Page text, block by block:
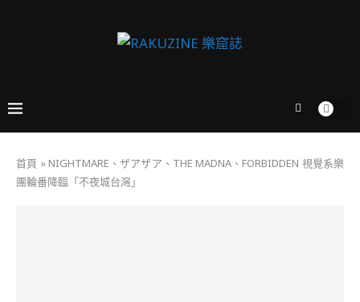
首頁 » NIGHTMARE、ザアザア、THE MADNA、FORBIDDEN 視覺系樂
團輪番降臨「不夜城台灣」